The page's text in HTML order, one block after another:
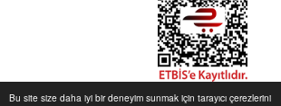
Bu site size daha iyi bir deneyim sunmak için tarayıcı çerezlerini